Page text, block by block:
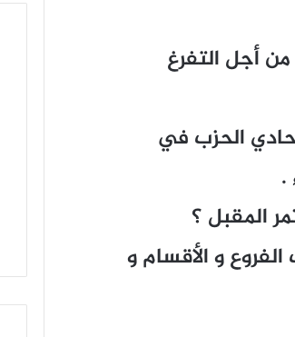
أجل التفرغ
الحزب في
.
المقبل ؟
و الأقسام و